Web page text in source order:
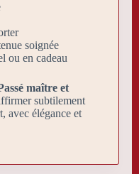
soignée
ou en cadeau
maître et
subtilement
avec élégance et